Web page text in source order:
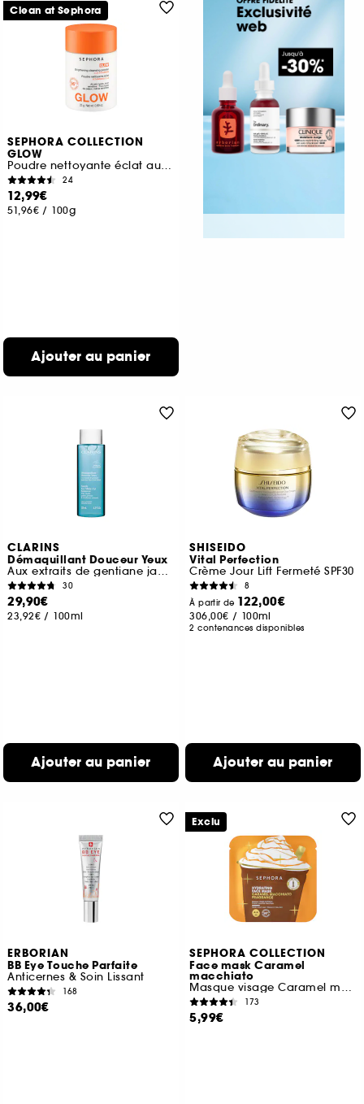
SEPHORA COLLECTION
GLOW
Poudre nettoyante éclat aux vitamines C+E
24
12,99€
51,96€ / 100g
Ajouter au panier
Clean at Sephora
CLARINS
Démaquillant Douceur Yeux
Aux extraits de gentiane jaune des Alpes & de bleuet
30
29,90€
23,92€ / 100ml
Ajouter au panier
SHISEIDO
Vital Perfection
Crème Jour Lift Fermeté SPF30
8
À partir de 122,00€
306,00€ / 100ml
2 contenances disponibles
Ajouter au panier
ERBORIAN
BB Eye Touche Parfaite
Anticernes & Soin Lissant
168
36,00€
SEPHORA COLLECTION
Face mask Caramel
macchiato
Masque visage Caramel macchiato
173
5,99€
Exclu